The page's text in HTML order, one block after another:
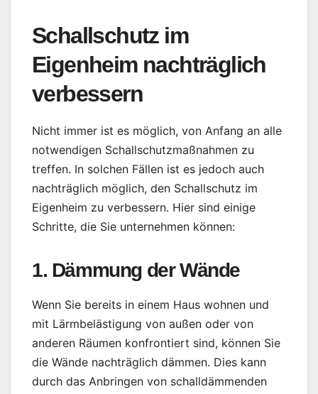
Schallschutz im
Eigenheim nachträglich
verbessern
Nicht immer ist es möglich, von Anfang an alle
notwendigen Schallschutzmaßnahmen zu
treffen. In solchen Fällen ist es jedoch auch
nachträglich möglich, den Schallschutz im
Eigenheim zu verbessern. Hier sind einige
Schritte, die Sie unternehmen können:
1. Dämmung der Wände
Wenn Sie bereits in einem Haus wohnen und
mit Lärmbelästigung von außen oder von
anderen Räumen konfrontiert sind, können Sie
die Wände nachträglich dämmen. Dies kann
durch das Anbringen von schalldämmenden